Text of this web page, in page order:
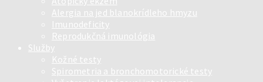
Alergia na jed blanokrídleho hmyzu
Imunodeficity
Reprodukčná imunológia
Služby
Kožné testy
Spirometria a bronchomotorické testy